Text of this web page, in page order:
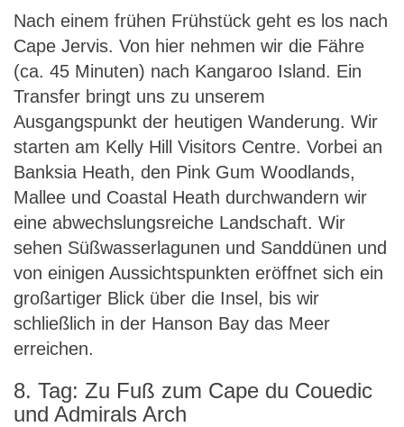
Nach einem frühen Frühstück geht es los nach
Cape Jervis. Von hier nehmen wir die Fähre
(ca. 45 Minuten) nach Kangaroo Island. Ein
Transfer bringt uns zu unserem
Ausgangspunkt der heutigen Wanderung. Wir
starten am Kelly Hill Visitors Centre. Vorbei an
Banksia Heath, den Pink Gum Woodlands,
Mallee und Coastal Heath durchwandern wir
eine abwechslungsreiche Landschaft. Wir
sehen Süßwasserlagunen und Sanddünen und
von einigen Aussichtspunkten eröffnet sich ein
großartiger Blick über die Insel, bis wir
schließlich in der Hanson Bay das Meer
erreichen.
8. Tag: Zu Fuß zum Cape du Couedic
und Admirals Arch